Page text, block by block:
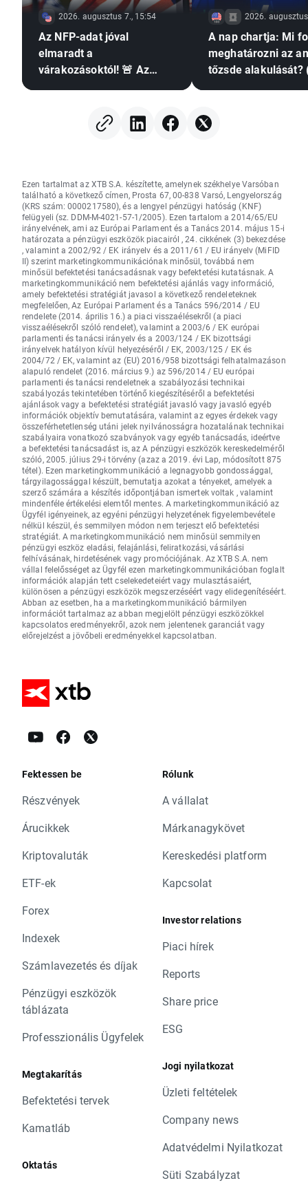
2026. augusztus 7., 15:54
Az NFP-adat jóval
elmaradt a
várakozásoktól! 🚨 Az
2026.
A nap chartja: Mi
meghatározni az
tőzsde alakulását?
Ezen tartalmat az XTB S.A. készítette, amelynek székhelye Varsóban
található a következő címen, Prosta 67, 00-838 Varsó, Lengyelország
(KRS szám: 0000217580), és a lengyel pénzügyi hatóság (KNF)
felügyeli (sz. DDM-M-4021-57-1/2005). Ezen tartalom a 2014/65/EU
irányelvének, ami az Európai Parlament és a Tanács 2014. május 15-i
határozata a pénzügyi eszközök piacairól , 24. cikkének (3) bekezdése
, valamint a 2002/92 / EK irányelv és a 2011/61 / EU irányelv (MiFID
II) szerint marketingkommunikációnak minősül, továbbá nem
minősül befektetési tanácsadásnak vagy befektetési kutatásnak. A
marketingkommunikáció nem befektetési ajánlás vagy információ,
amely befektetési stratégiát javasol a következő rendeleteknek
megfelelően, Az Európai Parlament és a Tanács 596/2014 / EU
rendelete (2014. április 16.) a piaci visszaélésekről (a piaci
visszaélésekről szóló rendelet), valamint a 2003/6 / EK európai
parlamenti és tanácsi irányelv és a 2003/124 / EK bizottsági
irányelvek hatályon kívül helyezéséről / EK, 2003/125 / EK és
2004/72 / EK, valamint az (EU) 2016/958 bizottsági felhatalmazáson
alapuló rendelet (2016. március 9.) az 596/2014 / EU európai
parlamenti és tanácsi rendeletnek a szabályozási technikai
szabályozás tekintetében történő kiegészítéséről a befektetési
ajánlások vagy a befektetési stratégiát javasló vagy javasló egyéb
információk objektív bemutatására, valamint az egyes érdekek vagy
összeférhetetlenség utáni jelek nyilvánosságra hozatalának technikai
szabályaira vonatkozó szabványok vagy egyéb tanácsadás, ideértve
a befektetési tanácsadást is, az A pénzügyi eszközök kereskedelméről
szóló, 2005. július 29-i törvény (azaz a 2019. évi Lap, módosított 875
tétel). Ezen marketingkommunikáció a legnagyobb gondossággal,
tárgyilagossággal készült, bemutatja azokat a tényeket, amelyek a
szerző számára a készítés időpontjában ismertek voltak , valamint
mindenféle értékelési elemtől mentes. A marketingkommunikáció az
Ügyfél igényeinek, az egyéni pénzügyi helyzetének figyelembevétele
nélkül készül, és semmilyen módon nem terjeszt elő befektetési
stratégiát. A marketingkommunikáció nem minősül semmilyen
pénzügyi eszköz eladási, felajánlási, feliratkozási, vásárlási
felhívásának, hirdetésének vagy promóciójának. Az XTB S.A. nem
vállal felelősséget az Ügyfél ezen marketingkommunikációban foglalt
információk alapján tett cselekedeteiért vagy mulasztásaiért,
különösen a pénzügyi eszközök megszerzéséért vagy elidegenítéséért.
Abban az esetben, ha a marketingkommunikáció bármilyen
információt tartalmaz az abban megjelölt pénzügyi eszközökkel
kapcsolatos eredményekről, azok nem jelentenek garanciát vagy
előrejelzést a jövőbeli eredményekkel kapcsolatban.
Fektessen be
Részvények
Árucikkek
Kriptovaluták
ETF-ek
Forex
Indexek
Számlavezetés és díjak
Pénzügyi eszközök
táblázata
Professzionális Ügyfelek
Megtakarítás
Befektetési tervek
Kamatláb
Oktatás
Rólunk
A vállalat
Márkanagykövet
Kereskedési platform
Kapcsolat
Investor relations
Piaci hírek
Reports
Share price
ESG
Jogi nyilatkozat
Üzleti feltételek
Company news
Adatvédelmi Nyilatkozat
Süti Szabályzat